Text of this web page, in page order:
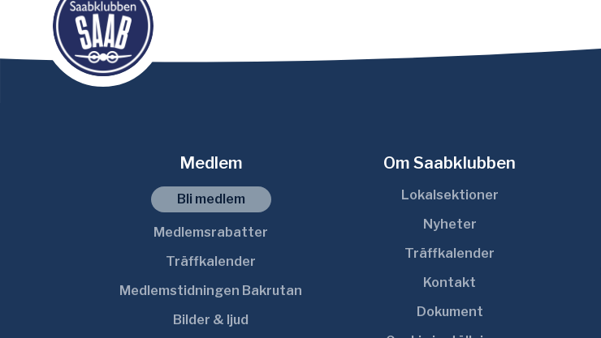
Medlem
Bli medlem
Medlemsrabatter
Träffkalender
Medlemstidningen Bakrutan
Bilder & ljud
Om Saabklubben
Lokalsektioner
Nyheter
Träffkalender
Kontakt
Dokument